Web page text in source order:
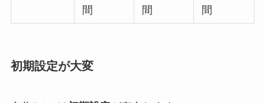
間
間
間
初期設定が大変